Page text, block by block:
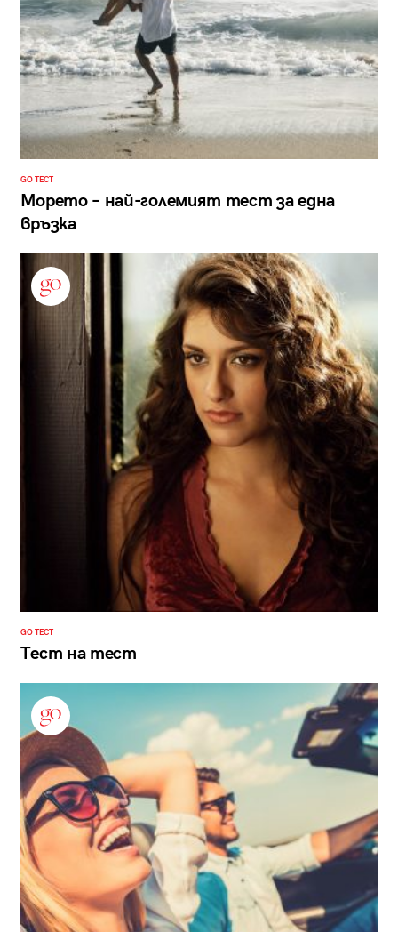
GO ТЕСТ
Морето – най-големият тест за една
връзка
GO ТЕСТ
Тест на тест